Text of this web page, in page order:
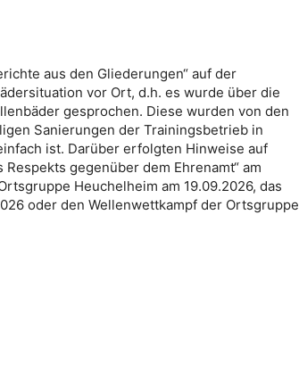
aus den Gliederungen“ auf der
vor Ort, d.h. es wurde über die
gesprochen. Diese wurden von den
Sanierungen der Trainingsbetrieb in
ist. Darüber erfolgten Hinweise auf
gegenüber dem Ehrenamt“ am
Heuchelheim am 19.09.2026, das
oder den Wellenwettkampf der Ortsgruppe